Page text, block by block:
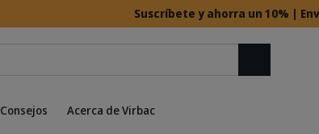
Suscríbete y ahorra un 10% |
Acerca de Virbac